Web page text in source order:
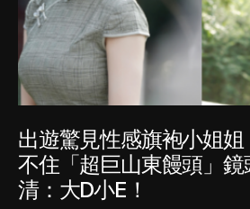
出遊驚見性感旗袍小姐
不住「超巨山東饅頭」
清：大D小E！